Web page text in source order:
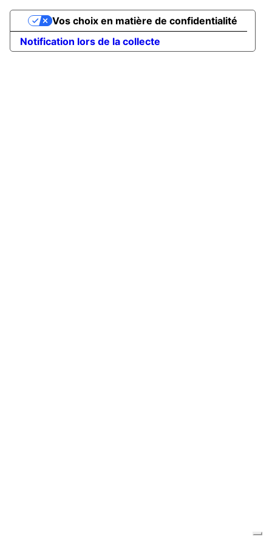
Notification lors de la collecte
Vos choix en matière de confidentialité